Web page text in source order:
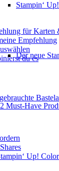
Stampin‘
Der neue
Must-Have
Up!
für Karten
Empfehlung
du es